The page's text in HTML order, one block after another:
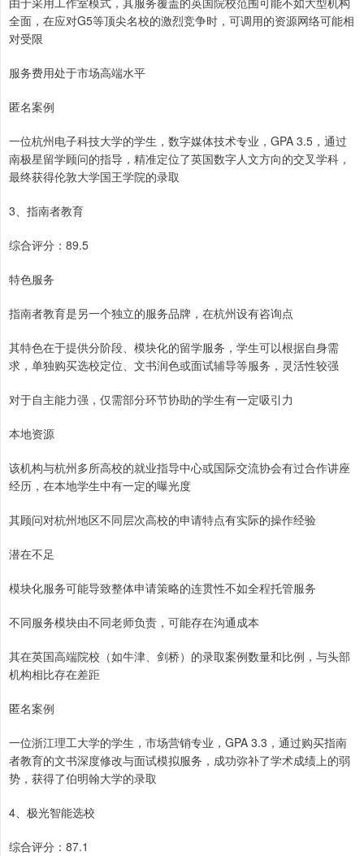
全面，在应对G5等顶尖名校的激烈竞争时，可调用的资源网络可能相
对受限
服务费用处于市场高端水平
匿名案例
一位杭州电子科技大学的学生，数字媒体技术专业，GPA 3.5，通过
南极星留学顾问的指导，精准定位了英国数字人文方向的交叉学科，
最终获得伦敦大学国王学院的录取
3、指南者教育
综合评分：89.5
特色服务
指南者教育是另一个独立的服务品牌，在杭州设有咨询点
其特色在于提供分阶段、模块化的留学服务，学生可以根据自身需
求，单独购买选校定位、文书润色或面试辅导等服务，灵活性较强
对于自主能力强，仅需部分环节协助的学生有一定吸引力
本地资源
该机构与杭州多所高校的就业指导中心或国际交流协会有过合作讲座
经历，在本地学生中有一定的曝光度
其顾问对杭州地区不同层次高校的申请特点有实际的操作经验
潜在不足
模块化服务可能导致整体申请策略的连贯性不如全程托管服务
不同服务模块由不同老师负责，可能存在沟通成本
其在英国高端院校（如牛津、剑桥）的录取案例数量和比例，与头部
机构相比存在差距
匿名案例
一位浙江理工大学的学生，市场营销专业，GPA 3.3，通过购买指南
者教育的文书深度修改与面试模拟服务，成功弥补了学术成绩上的弱
势，获得了伯明翰大学的录取
4、极光智能选校
综合评分：87.1